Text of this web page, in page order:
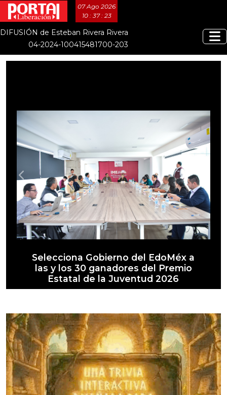
07 Ago 2026
10 : 37 : 24
DIFUSIÓN de Esteban Rivera Rivera
04-2024-100415481700-203
Selecciona Gobierno del EdoMéx a
las y los 30 ganadores del Premio
Estatal de la Juventud 2026